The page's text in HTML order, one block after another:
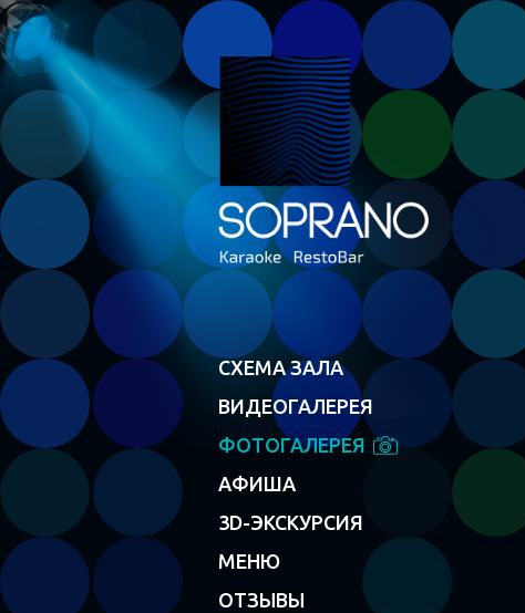
СХЕМА ЗАЛА
ВИДЕОГАЛЕРЕЯ
ФОТОГАЛЕРЕЯ
АФИША
3D-ЭКСКУРСИЯ
МЕНЮ
ОТЗЫВЫ